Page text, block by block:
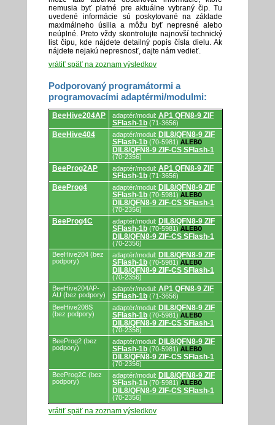
nemusia byť platné pre aktuálne vybraný čip. Tu
uvedené informácie sú poskytované na základe
maximálneho úsilia a môžu byť nepresné alebo
neúplné. Preto vždy skontrolujte najnovší technický
list čipu, kde nájdete detailný popis čísla dielu. Ak
nájdete nejakú nepresnosť, dajte nám vedieť.
vrátiť späť na zoznam výsledkov
Podporovaný programátormi a
programovacími adaptérmi/modulmi:
Podporovaný
programátormi
a
programovacími
adaptérmi/modulmi.
BeeHive204AP adaptér/modul: AP1 QFN8-9 ZIF
SFlash-1b (71-3656)
BeeHive404 adaptér/modul: DIL8/QFN8-9 ZIF
SFlash-1b (70-5981) ALEBO
DIL8/QFN8-9 ZIF-CS SFlash-1
(70-2356)
BeeProg2AP adaptér/modul: AP1 QFN8-9 ZIF
SFlash-1b (71-3656)
BeeProg4 adaptér/modul: DIL8/QFN8-9 ZIF
SFlash-1b (70-5981) ALEBO
DIL8/QFN8-9 ZIF-CS SFlash-1
(70-2356)
BeeProg4C adaptér/modul: DIL8/QFN8-9 ZIF
SFlash-1b (70-5981) ALEBO
DIL8/QFN8-9 ZIF-CS SFlash-1
(70-2356)
BeeHive204 (bez
podpory)
adaptér/modul: DIL8/QFN8-9 ZIF
SFlash-1b (70-5981) ALEBO
DIL8/QFN8-9 ZIF-CS SFlash-1
(70-2356)
BeeHive204AP-
AU (bez podpory)
adaptér/modul: AP1 QFN8-9 ZIF
SFlash-1b (71-3656)
BeeHive208S
(bez podpory)
adaptér/modul: DIL8/QFN8-9 ZIF
SFlash-1b (70-5981) ALEBO
DIL8/QFN8-9 ZIF-CS SFlash-1
(70-2356)
BeeProg2 (bez
podpory)
adaptér/modul: DIL8/QFN8-9 ZIF
SFlash-1b (70-5981) ALEBO
DIL8/QFN8-9 ZIF-CS SFlash-1
(70-2356)
BeeProg2C (bez
podpory)
adaptér/modul: DIL8/QFN8-9 ZIF
SFlash-1b (70-5981) ALEBO
DIL8/QFN8-9 ZIF-CS SFlash-1
(70-2356)
vrátiť späť na zoznam výsledkov